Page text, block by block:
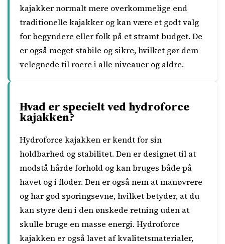
kajakker normalt mere overkommelige end
traditionelle kajakker og kan være et godt valg
for begyndere eller folk på et stramt budget. De
er også meget stabile og sikre, hvilket gør dem
velegnede til roere i alle niveauer og aldre.
Hvad er specielt ved hydroforce
kajakken?
Hydroforce kajakken er kendt for sin
holdbarhed og stabilitet. Den er designet til at
modstå hårde forhold og kan bruges både på
havet og i floder. Den er også nem at manøvrere
og har god sporingsevne, hvilket betyder, at du
kan styre den i den ønskede retning uden at
skulle bruge en masse energi. Hydroforce
kajakken er også lavet af kvalitetsmaterialer,